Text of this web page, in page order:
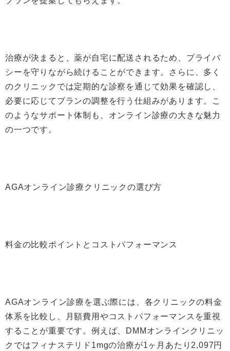
治療が決まると、薬が自宅に配送されるため、プライバ
シーを守りながら続けることができます。さらに、多く
のクリニックでは定期的な診察を通じて効果を確認し、
必要に応じてプランの調整を行う仕組みがあります。こ
のようなサポート体制も、オンライン診療の大きな魅力
の一つです。
AGAオンライン診療クリニックの選び方
料金の比較ポイントとコストパフォーマンス
AGAオンライン診療を選ぶ際には、各クリニックの料金
体系を比較し、月額費用やコストパフォーマンスを重視
することが重要です。例えば、DMMオンラインクリニッ
クではフィナステリド1mgの治療が1ヶ月あたり2,097円